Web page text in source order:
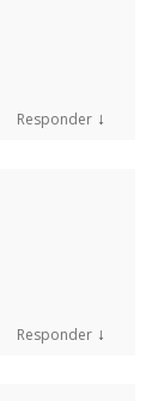
Responder ↓
Responder ↓